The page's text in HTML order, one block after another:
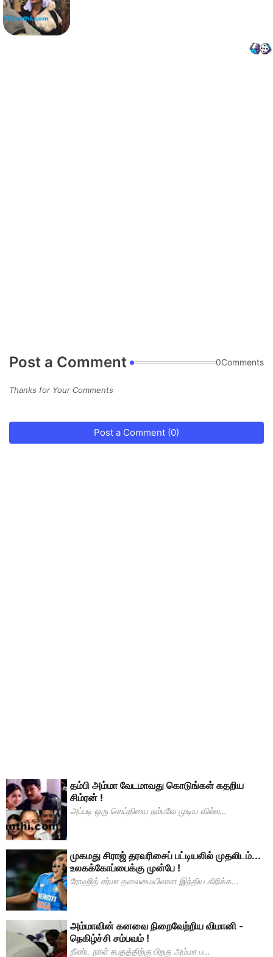
Post a Comment 0Comments
Thanks for Your Comments
Post a Comment (0)
தம்பி அம்மா வேடமாவது கொடுங்கள் கதறிய
சிம்ரன் !
அப்படி ஒரு செய்தியை நம்பவே முடிய வில்ல...
முகமது சிராஜ் தரவரிசைப் பட்டியலில் முதலிடம்...
உலகக்கோப்பைக்கு முன்பே !
ரோஹித் சர்மா தலைமையிலான இந்திய கிரிக்க...
அம்மாவின் கனவை நிறைவேற்றிய விமானி -
நெகிழ்ச்சி சம்பவம் !
நீண்ட நாள் சபதத்திற்கு பிறகு அம்மா ப...